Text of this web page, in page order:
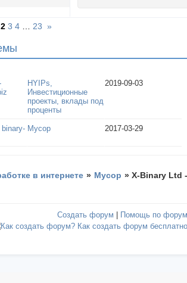
2 3 4 23 »
HYIPs,
Инвестиционные
проекты, вклады под
проценты
2019-09-03
binary- Мусор 2017-03-29
в интернете » Мусор »X-Binary Ltd
Создать форум Помощь по